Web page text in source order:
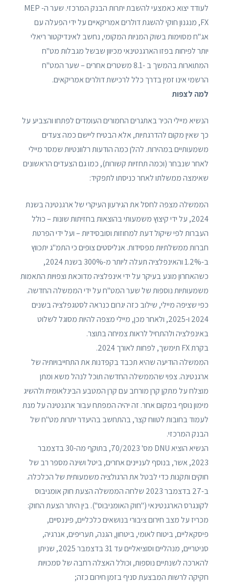
לעודד יצוא כאמצעי להשבת יתרות הבנק המרכזי. שער ה- MEP
FX, מנגנון חוקי להשגת דולרים אמריקאיים על ידי הפעלה עם
אג"ח מסוימות בשוק המניות המקומי, נחשב לאינדיקטור ריאלי
יותר לפיחות בפזו הארגנטינאי מכיוון שבשל מגבלות מט"ח
המתוארות בהמשך ב -8.1 משטרים אחרים – שער המט"ח
הרשמי אינו זמין בדרך כלל לרכישת דולרים אמריקאים.
למה לצפות
הנשיא מיילי הכיר באתגרים החמורים העומדים לפתחו והצביע על
כך שאין מקום להדרגתיות, אלא הבטיח ליישם כמה צעדים
משמעותיים במהירות. להלן כמה הודעות רלוונטיות שמסר מיילי
לאחר שנבחר (וכמה תחזיות קשורות), כמו גם הצעדים הראשונים
שאימצה ממשלתו לאחר כניסתו לתפקיד:
הממשלה מצפה לחסל את הגירעון העיקרי של ארגנטינה בשנת
2024, על ידי קיצוץ משמעותי בהוצאות בחזיתות שונות – כולל
העברות לפי שיקול דעת למחוזות וסובסידיות – ועל ידי הפרטת
חברות ממשלתיות מפסידות. אנליסטים צופים כי התמ"ג יתכווץ
ב-1.2% והאינפלציה תעלה ליותר מ-300% בשנת 2024,
כשהאחרון מונע בעיקר על ידי אינפלציה מדוכאת וצפויות התאמות
משמעותיות נוספות של שער המט"ח על ידי הממשלה החדשה.
כפי שציפה מיילי, שילוב כזה יגרום כנראה לסטגפלציה בשנים
2024 ו-2025, ולאחר מכן, מיילי מצפה להיות מסוגל לשלוט
באינפלציה ולהתחיל לראות צמיחה בתוצר.
בקרת FX תימשך, לפחות לאורך 2024.
הממשלה הודיעה שהיא תכבד בקפדנות את התחייבויותיה של
ארגנטינה. צפוי שהממשלה החדשה תוכל לנהל משא ומתן
מוצלח על מתקן קרן מורחב עם קרן המטבע הבינלאומית ולהשיג
מימון נוסף במקום אחר. זה יהיה המפתח עבור ארגנטינה על מנת
לעמוד בחובות לטווח קצר, בהתחשב בהיעדר יתרות מט"ח של
הבנק המרכזי.
הנשיא הוציא DNU מס' 70/2023, בתוקף מה-30 בדצמבר
2023, אשר, בנוסף לעניינים אחרים, ביטל ושינה מספר רב של
חוקים ותקנות כדי לבטל את הרגולציה משמעותית של הכלכלה.
ב-27 בדצמבר 2023 שלחה הממשלה הצעת חוק אומניבוס
לקונגרס הארגנטינאי ("חוק האומניבוס"). בין היתר הצעת החוק:
מכריז על מצב חירום ציבורי בנושאים כלכליים, פיננסיים,
פיסקאליים, ביטוח לאומי, ביטחון, הגנה, תעריפים, אנרגיה,
סניטריים, מנהליים וסוציאליים עד 31 בדצמבר 2025, שניתן
להארכה לשנתיים נוספות, וכולל האצלה רחבה של סמכויות
חקיקה לרשות המבצעת סניף בזמן חירום כזה;